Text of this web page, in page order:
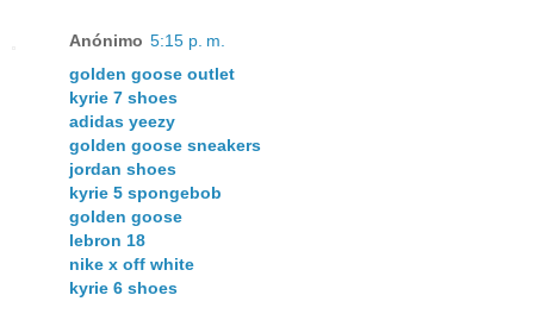
Anónimo 5:15 p. m.
golden goose outlet
kyrie 7 shoes
adidas yeezy
golden goose sneakers
jordan shoes
kyrie 5 spongebob
golden goose
lebron 18
nike x off white
kyrie 6 shoes